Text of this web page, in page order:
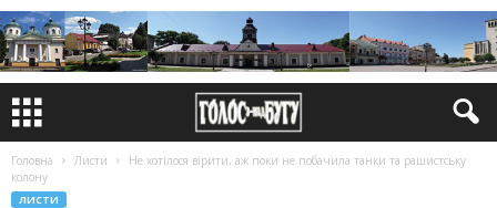
Головна Листи
Не хотілося вірити, аж поки не побачила танки та рашистську
колону
ЛИСТИ